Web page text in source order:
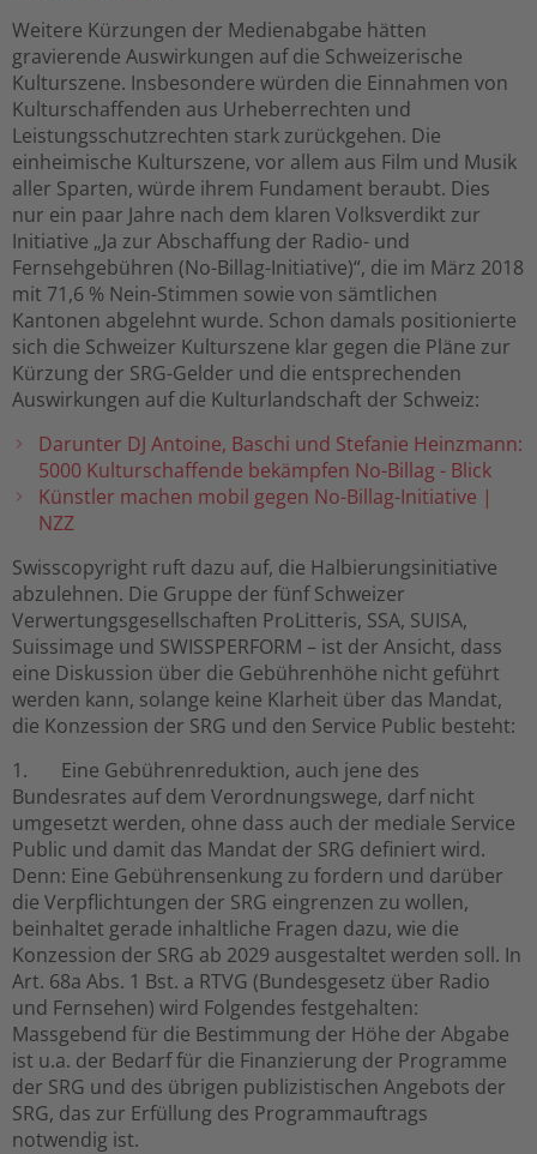
Weitere Kürzungen der Medienabgabe hätten
gravierende Auswirkungen auf die Schweizerische
Kulturszene. Insbesondere würden die Einnahmen von
Kulturschaffenden aus Urheberrechten und
Leistungsschutzrechten stark zurückgehen. Die
einheimische Kulturszene, vor allem aus Film und Musik
aller Sparten, würde ihrem Fundament beraubt. Dies
nur ein paar Jahre nach dem klaren Volksverdikt zur
Initiative „Ja zur Abschaffung der Radio- und
Fernsehgebühren (No-Billag-Initiative)“, die im März 2018
mit 71,6 % Nein-Stimmen sowie von sämtlichen
Kantonen abgelehnt wurde. Schon damals positionierte
sich die Schweizer Kulturszene klar gegen die Pläne zur
Kürzung der SRG-Gelder und die entsprechenden
Auswirkungen auf die Kulturlandschaft der Schweiz:
Darunter DJ Antoine, Baschi und Stefanie Heinzmann:
5000 Kulturschaffende bekämpfen No-Billag - Blick
Künstler machen mobil gegen No-Billag-Initiative |
NZZ
Swisscopyright ruft dazu auf, die Halbierungsinitiative
abzulehnen. Die Gruppe der fünf Schweizer
Verwertungsgesellschaften ProLitteris, SSA, SUISA,
Suissimage und SWISSPERFORM – ist der Ansicht, dass
eine Diskussion über die Gebührenhöhe nicht geführt
werden kann, solange keine Klarheit über das Mandat,
die Konzession der SRG und den Service Public besteht:
1. Eine Gebührenreduktion, auch jene des
Bundesrates auf dem Verordnungswege, darf nicht
umgesetzt werden, ohne dass auch der mediale Service
Public und damit das Mandat der SRG definiert wird.
Denn: Eine Gebührensenkung zu fordern und darüber
die Verpflichtungen der SRG eingrenzen zu wollen,
beinhaltet gerade inhaltliche Fragen dazu, wie die
Konzession der SRG ab 2029 ausgestaltet werden soll. In
Art. 68a Abs. 1 Bst. a RTVG (Bundesgesetz über Radio
und Fernsehen) wird Folgendes festgehalten:
Massgebend für die Bestimmung der Höhe der Abgabe
ist u.a. der Bedarf für die Finanzierung der Programme
der SRG und des übrigen publizistischen Angebots der
SRG, das zur Erfüllung des Programmauftrags
notwendig ist.